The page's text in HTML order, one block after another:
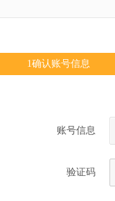
1确认账号信息
账号信息
验证码